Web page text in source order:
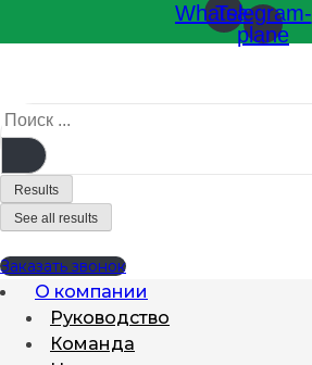
Whatsapp
Telegram-
plane
Results
See all results
Заказать звонок
О компании
Руководство
Команда